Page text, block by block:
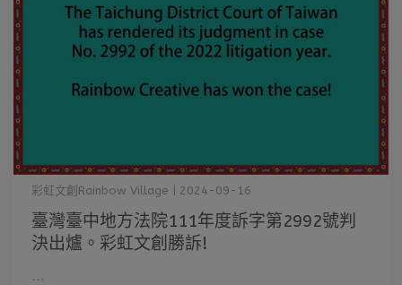
臺灣臺中地方法院111年度訴字第2992號判
決出爐。彩虹文創勝訴!
彩虹文創Rainbow Village | 2024-09-16
⋯